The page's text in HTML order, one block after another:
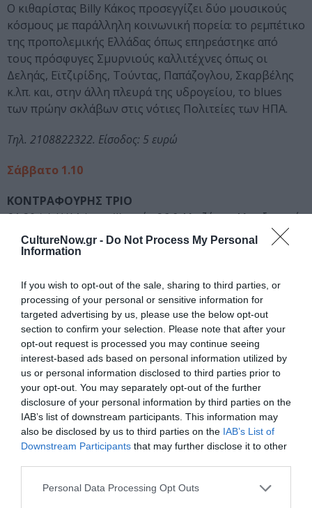
CultureNow.gr - Do Not Process My Personal
Information
If you wish to opt-out of the sale, sharing to third parties, or
processing of your personal or sensitive information for
targeted advertising by us, please use the below opt-out
section to confirm your selection. Please note that after your
opt-out request is processed you may continue seeing
interest-based ads based on personal information utilized by
us or personal information disclosed to third parties prior to
your opt-out. You may separately opt-out of the further
disclosure of your personal information by third parties on the
IAB’s list of downstream participants. This information may
also be disclosed by us to third parties on the IAB’s List of
Downstream Participants that may further disclose it to other
Personal Data Processing Opt Outs
Ο κιθαρίστας Billy Κάκος προσεγγίζει δύο μουσικούς
κόσμους με παράλληλη κοινωνική πορεία: το ρεμπέτικο
της προπολεμικής Ελλάδας όπως επηρεάστηκε από
τους πρόσφυγες Σμυρνιούς καλλιτέχνες όπως οι
Δεληάς, Εϊτζιρίδης, Τούντας, Παπάζογλου, Σκαρβέλης
κ.λπ. και, στην άλλη πλευρά της υδρογείου, το blues
των πρώην σκλάβων στις νότιες Πολιτείες των ΗΠΑ.
Τηλ. 2108822322. Είσοδος: 5 ευρώ
Σάββατο 1.10
ΚΟΝΤΡΑΦΟΥΡΗΣ ΤΡΙΟ
21:30 | L.U.X Athens, Ψαρρών 26 & Μαιζώνος, Μεταξουργείο
Ο Γιώργος Κοντραφούρης και το τριο του σε μια
δίσκους του: “Deep south”, “Tribute to Bill Evans” και
“The passing”. Περικλής Τριβόλης (κοντραμπάσο),
Δημήτρης Κλωνής (ντραμς), Γιώργος Κοντραφούρης
(πιάνο)
Τηλ. 2105240888. Είσοδος: 10 ευρώ
DILEMMA
21:30 | Concerto Cafe Artistic, Μάγερ 18 & Μαιζώνος,
Μεταξουργείο
και ιστορίες, συνδυάζοντας τις δυτικές φόρμες με το